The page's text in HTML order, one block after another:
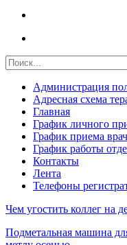
Администрация
Адресная схема
Главная
График личного
График приема
График работы
Контакты
Лента
Телефоны
Чем угостить коллег на
Подметальная машина